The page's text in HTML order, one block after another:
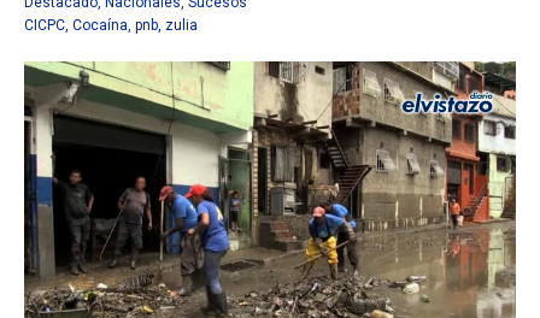
CICPC Cocaína pnb zulia